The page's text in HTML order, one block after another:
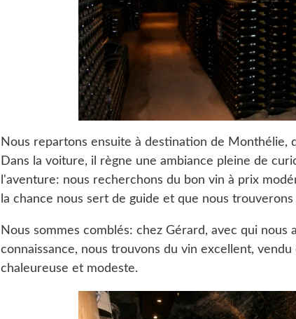
Nous repartons ensuite à destination de Monthélie,
Dans la voiture, il règne une ambiance pleine de
l'aventure: nous recherchons du bon vin à prix
la chance nous sert de guide et que nous
Nous sommes comblés: chez Gérard, avec qui nous
connaissance, nous trouvons du vin excellent, vendu
chaleureuse et modeste.